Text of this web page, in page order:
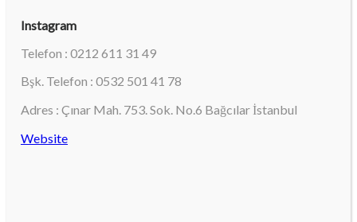
Instagram
Telefon : 0212 611 31 49
Bşk. Telefon : 0532 501 41 78
Adres : Çınar Mah. 753. Sok. No.6 Bağcılar İstanbul
Website